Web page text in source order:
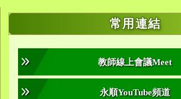
右邊區域內容 常用連結
教師線上會議Meet
永順YouTube頻道